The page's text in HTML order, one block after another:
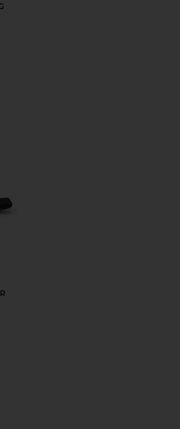
JULIE TUBULAR WEBBING
JENNA TUBULAR FLAT THONG